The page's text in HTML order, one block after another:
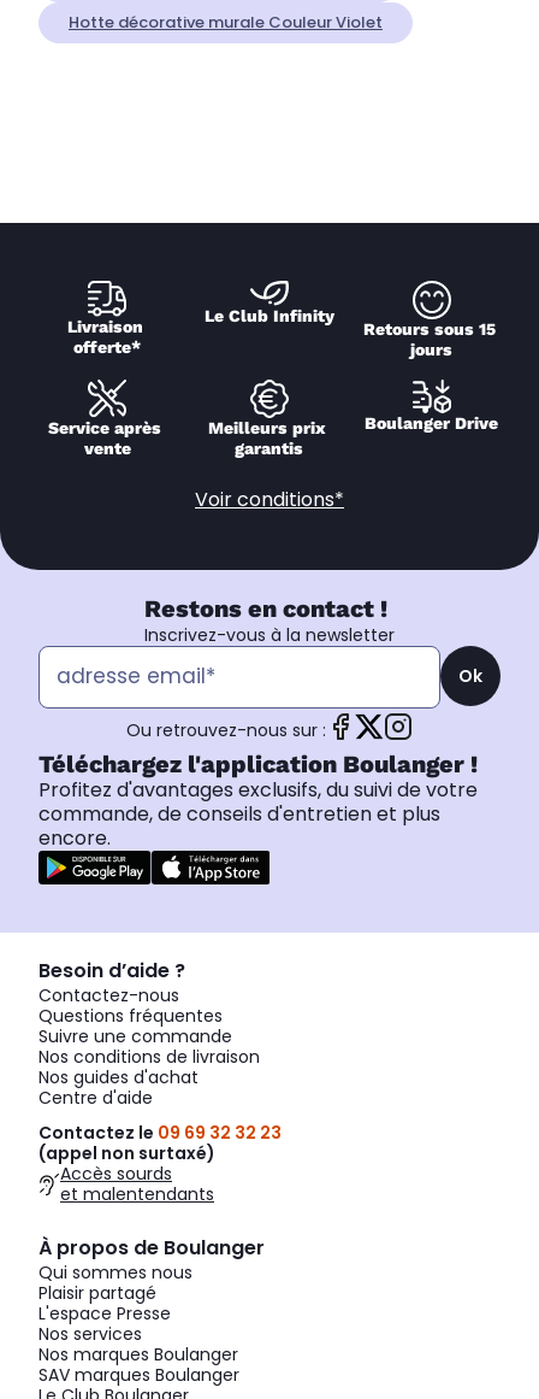
Hotte décorative murale Couleur Violet
Livraison
offerte*
Le Club Infinity
Retours sous 15
jours
Service après
vente
Meilleurs prix
garantis
Boulanger Drive
Voir conditions*
Restons en contact !
Inscrivez-vous à la newsletter
Ok
Ou retrouvez-nous sur :
Téléchargez l'application Boulanger !
Profitez d'avantages exclusifs, du suivi de votre
commande, de conseils d'entretien et plus
encore.
Besoin d’aide ?
Contactez-nous
Questions fréquentes
Suivre une commande
Nos conditions de livraison
Nos guides d'achat
Centre d'aide
Contactez le 09 69 32 32 23
(appel non surtaxé)
Accès sourds
et malentendants
À propos de Boulanger
Qui sommes nous
Plaisir partagé
L'espace Presse
Nos services
Nos marques Boulanger
SAV marques Boulanger